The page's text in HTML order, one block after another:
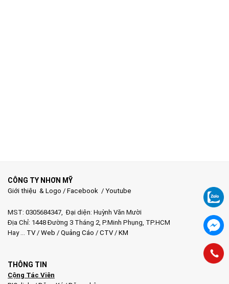
CÔNG TY NHƠN MỸ
Giới thiệu & Logo / Facebook / Youtube
MST: 0305684347, Đại diện: Huỳnh Văn Mười
Địa Chỉ: 1448 Đường 3 Tháng 2, P.Minh Phụng, TP.HCM
Hay … TV/ Web / Quảng Cáo / CTV/ KM
THÔNG TIN
Cộng Tác Viên